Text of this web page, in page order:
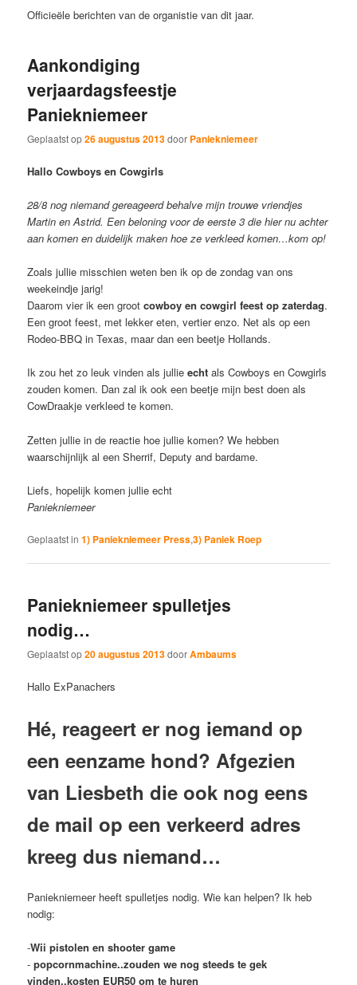
Officieële berichten van de organistie van dit jaar.
Aankondiging
verjaardagsfeestje
Paniekniemeer
Geplaatst op26 augustus 2013door Paniekniemeer
Hallo Cowboys en Cowgirls
28/8 nog niemand gereageerd behalve mijn trouwe vriendjes
Martin en Astrid. Een beloning voor de eerste 3 die hier nu achter
aan komen en duidelijk maken hoe ze verkleed komen…kom op!
Zoals jullie misschien weten ben ik op de zondag van ons
weekeindje jarig!
Daarom vier ik een grootcowboy en cowgirl feest op zaterdag.
Een groot feest, met lekker eten, vertier enzo. Net als op een
Rodeo-BBQ in Texas, maar dan een beetje Hollands.
Ik zou het zo leuk vinden als jullieechtals Cowboys en Cowgirls
zouden komen. Dan zal ik ook een beetje mijn best doen als
CowDraakje verkleed te komen.
Zetten jullie in de reactie hoe jullie komen? We hebben
waarschijnlijk al een Sherrif, Deputy and bardame.
Liefs, hopelijk komen jullie echt
Paniekniemeer
Geplaatst in 1) Paniekniemeer Press,3) Paniek Roep
Paniekniemeer spulletjes
nodig…
Geplaatst op20 augustus 2013doorAmbaums
Hallo ExPanachers
Hé, reageert er nog iemand op
een eenzame hond? Afgezien
van Liesbeth die ook nog eens
de mail op een verkeerd adres
kreeg dus niemand…
Paniekniemeer heeft spulletjes nodig. Wie kan helpen? Ik heb
nodig:
-Wii pistolen en shooter game
-popcornmachine..zouden we nog steeds te gek
vinden..kosten EUR50 om te huren